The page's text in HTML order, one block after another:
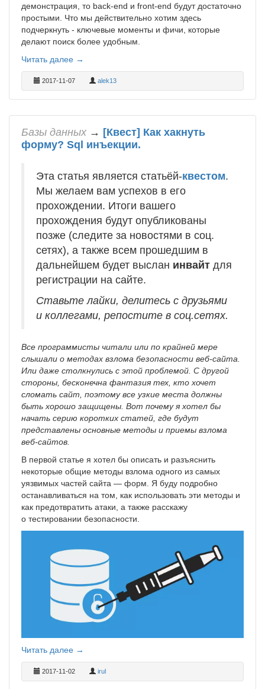
демонстрация, то back-end и front-end будут достаточно
простыми. Что мы действительно хотим здесь
подчеркнуть - ключевые моменты и фичи, которые
делают поиск более удобным.
Читать далее →
2017-11-07 alek13
Базы данных → [Квест] Как хакнуть
форму? Sql инъекции.
Эта статья является статьёй-квестом.
Мы желаем вам успехов в его
прохождении. Итоги вашего
прохождения будут опубликованы
позже (следите за новостями в соц.
сетях), а также всем прошедшим в
дальнейшем будет выслан инвайт для
регистрации на сайте.
Ставьте лайки, делитесь с друзьями
и коллегами, репостите в соц.сетях.
Все программисты читали или по крайней мере
слышали о методах взлома безопасности веб-сайта.
Или даже столкнулись с этой проблемой. С другой
стороны, бесконечна фантазия тех, кто хочет
сломать сайт, поэтому все узкие места должны
быть хорошо защищены. Вот почему я хотел бы
начать серию коротких статей, где будут
представлены основные методы и приемы взлома
веб-сайтов.
В первой статье я хотел бы описать и разъяснить
некоторые общие методы взлома одного из самых
уязвимых частей сайта — форм. Я буду подробно
останавливаться на том, как использовать эти методы и
как предотвратить атаки, а также расскажу
о тестировании безопасности.
Читать далее →
2017-11-02 irul